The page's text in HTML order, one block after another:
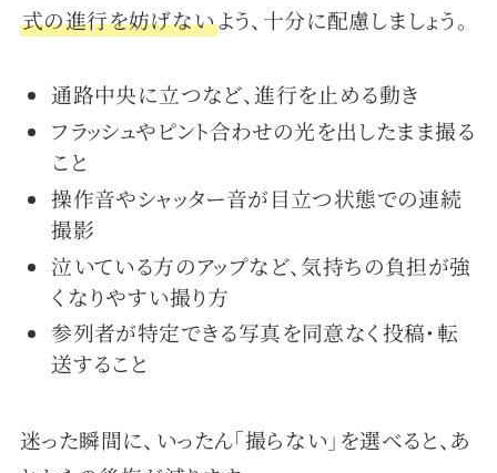
式の進行を妨げないよう、十分に配慮しましょう。
通路中央に立つなど、進行を止める動き
フラッシュやピント合わせの光を出したまま撮る
こと
操作音やシャッター音が目立つ状態での連続
撮影
泣いている方のアップなど、気持ちの負担が強
くなりやすい撮り方
参列者が特定できる写真を同意なく投稿・転
送すること
迷った瞬間に、いったん「撮らない」を選べると、あ